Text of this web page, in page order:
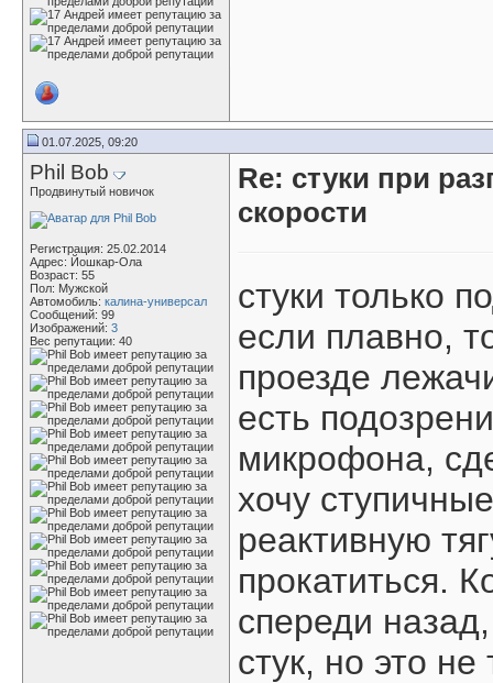
01.07.2025, 09:20
Phil Bob
Продвинутый новичок
Регистрация: 25.02.2014
Адрес: Йошкар-Ола
Возраст: 55
Пол: Мужской
Автомобиль: калина-универсал
Сообщений: 99
Изображений: 3
Вес репутации: 40
Re: стуки при
скорости
стуки только
если плавно,
проезде
есть
микрофона,
хочу
реактивную
прокатиться.
спереди
стук, но это не